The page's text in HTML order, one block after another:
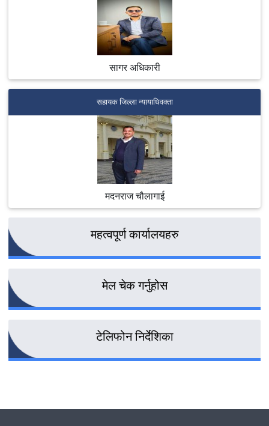
सागर अधिकारी
सहायक जिल्ला न्यायाधिवक्ता
मदनराज चौलागाई
महत्वपूर्ण कार्यालयहरु
मेल चेक गर्नुहोस
टेलिफोन निर्देशिका